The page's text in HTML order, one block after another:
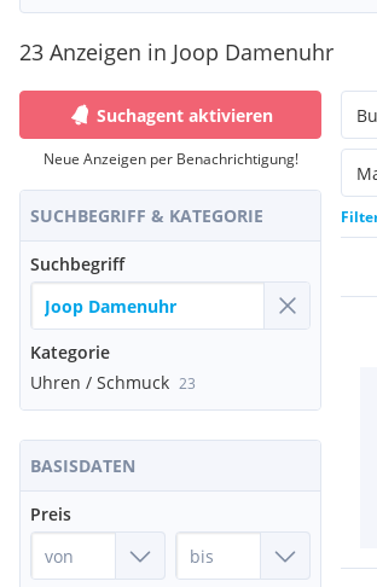
23 Anzeigen in Joop Damenuhr
Suchagent aktivieren
Neue Anzeigen per Benachrichtigung!
SUCHBEGRIFF & KATEGORIE
Suchbegriff
Kategorie
Uhren / Schmuck 23
BASISDATEN
Preis